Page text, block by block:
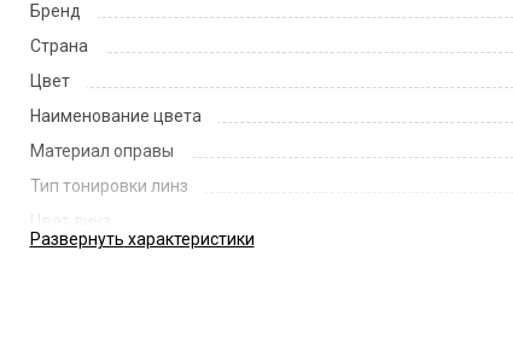
Бренд
Страна
Цвет
Наименование цвета
Материал оправы
Тип тонировки линз
Цвет линз
Развернуть характеристики